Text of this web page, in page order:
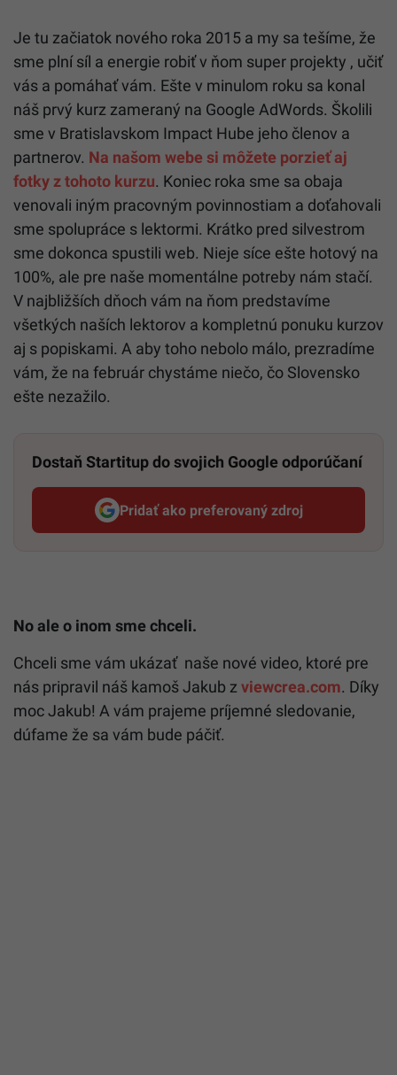
Je tu začiatok nového roka 2015 a my sa tešíme, že
sme plní síl a energie robiť v ňom super projekty , učiť
vás a pomáhať vám. Ešte v minulom roku sa konal
náš prvý kurz zameraný na Google AdWords. Školili
sme v Bratislavskom Impact Hube jeho členov a
partnerov. Na našom webe si môžete porzieť aj
fotky z tohoto kurzu. Koniec roka sme sa obaja
venovali iným pracovným povinnostiam a doťahovali
sme spolupráce s lektormi. Krátko pred silvestrom
sme dokonca spustili web. Nieje síce ešte hotový na
100%, ale pre naše momentálne potreby nám stačí.
V najbližších dňoch vám na ňom predstavíme
všetkých naších lektorov a kompletnú ponuku kurzov
aj s popiskami. A aby toho nebolo málo, prezradíme
vám, že na február chystáme niečo, čo Slovensko
ešte nezažilo.
Dostaň Startitup do svojich Google odporúčaní
Pridať ako preferovaný zdroj
Startitup, odkaz sa otvorí v
No ale o inom sme chceli.
Chceli sme vám ukázať naše nové video, ktoré pre
nás pripravil náš kamoš Jakub z viewcrea.com. Díky
moc Jakub! A vám prajeme príjemné sledovanie,
dúfame že sa vám bude páčiť.